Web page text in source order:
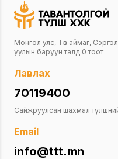
Монгол улс, Төв аймаг,
уулын баруун талд 0 тоот
Лавлах
70119400
Сайжруулсан шахмал
Email
info@ttt.mn